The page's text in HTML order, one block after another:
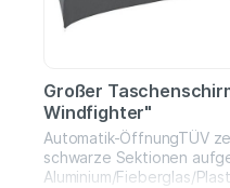
Großer
Windfighter"
Automatik-ÖffnungTÜV
schwarze Sektionen
Aluminium/Fieberglas/